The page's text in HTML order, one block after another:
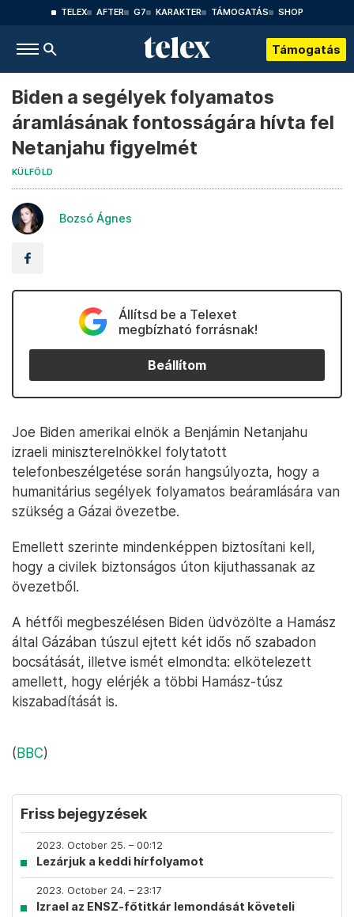
TELEX AFTER G7 KARAKTER TÁMOGATÁS SHOP
Támogatás
Biden a segélyek folyamatos
áramlásának fontosságára hívta fel
Netanjahu figyelmét
KÜLFÖLD
Bozsó Ágnes
Állítsd be a Telexet
megbízható forrásnak!
Beállítom
Joe Biden amerikai elnök a Benjámin Netanjahu
izraeli miniszterelnökkel folytatott
telefonbeszélgetése során hangsúlyozta, hogy a
humanitárius segélyek folyamatos beáramlására van
szükség a Gázai övezetbe.
Emellett szerinte mindenképpen biztosítani kell,
hogy a civilek biztonságos úton kijuthassanak az
övezetből.
A hétfői megbeszélésen Biden üdvözölte a Hamász
által Gázában túszul ejtett két idős nő szabadon
bocsátását, illetve ismét elmondta: elkötelezett
amellett, hogy elérjék a többi Hamász-túsz
kiszabadítását is.
(BBC)
Friss bejegyzések
2023. October 25. – 00:12
Lezárjuk a keddi hírfolyamot
2023. October 24. – 23:17
Izrael az ENSZ-főtitkár lemondását követeli